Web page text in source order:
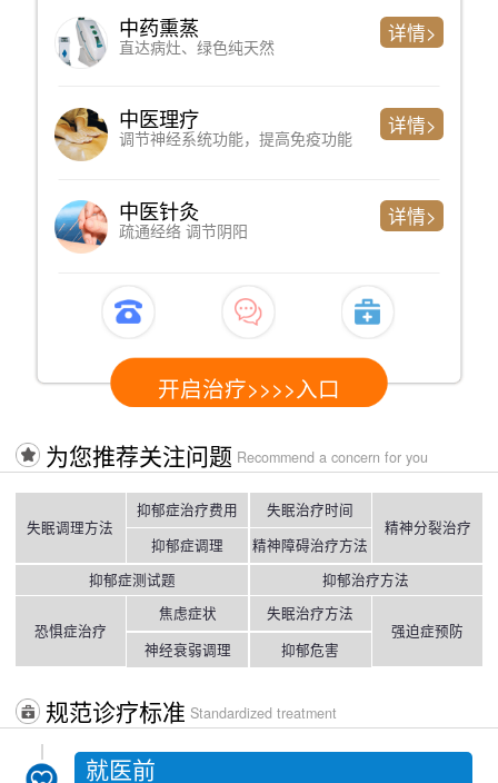
中药熏蒸
直达病灶、绿色纯天然
详情>
中医理疗
调节神经系统功能，提高免疫功能
详情>
中医针灸
疏通经络 调节阴阳
详情>
开启治疗>>>>入口
为您推荐关注问题 Recommend a concern for you
失眠调理方法
抑郁症治疗费用
抑郁症调理
失眠治疗时间
精神障碍治疗方法
精神分裂治疗
抑郁症测试题 抑郁治疗方法
恐惧症治疗
焦虑症状
神经衰弱调理
失眠治疗方法
抑郁危害
强迫症预防
规范诊疗标准 Standardized treatment
就医前